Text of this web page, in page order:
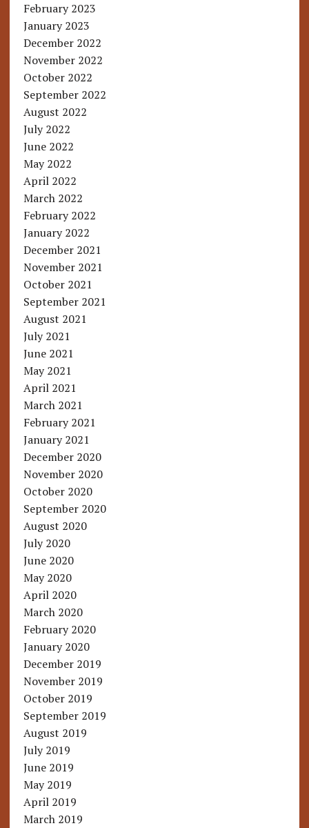
February 2023
January 2023
December 2022
November 2022
October 2022
September 2022
August 2022
July 2022
June 2022
May 2022
April 2022
March 2022
February 2022
January 2022
December 2021
November 2021
October 2021
September 2021
August 2021
July 2021
June 2021
May 2021
April 2021
March 2021
February 2021
January 2021
December 2020
November 2020
October 2020
September 2020
August 2020
July 2020
June 2020
May 2020
April 2020
March 2020
February 2020
January 2020
December 2019
November 2019
October 2019
September 2019
August 2019
July 2019
June 2019
May 2019
April 2019
March 2019